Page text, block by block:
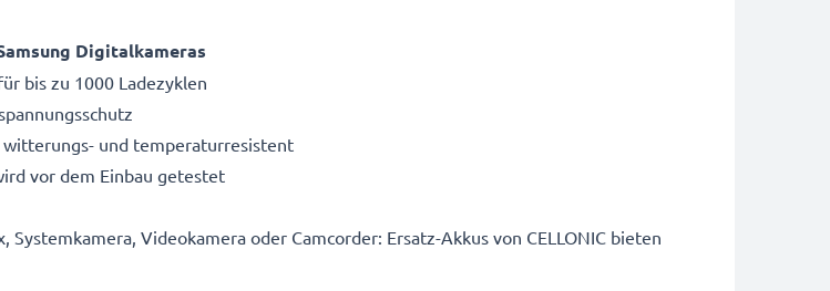
Digitalkameras
bis zu 1000 Ladezyklen
und temperaturresistent
vor dem Einbau getestet
Videokamera oder Camcorder: Ersatz-Akkus von CELLONIC bieten